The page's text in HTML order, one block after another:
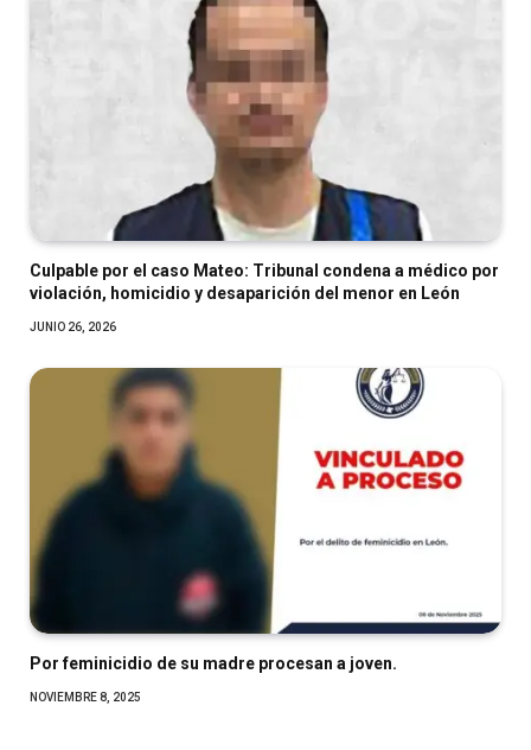
Culpable por el caso Mateo: Tribunal condena a médico por
violación, homicidio y desaparición del menor en León
JUNIO 26, 2026
Por feminicidio de su madre procesan a joven.
NOVIEMBRE 8, 2025